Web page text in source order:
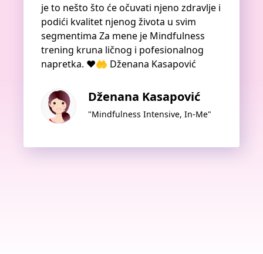
je to nešto što će očuvati njeno zdravlje i
podići kvalitet njenog života u svim
segmentima Za mene je Mindfulness
trening kruna ličnog i pofesionalnog
napretka. ❤️🤲 Dženana Kasapović
Dženana Kasapović
"Mindfulness Intensive, In-Me"